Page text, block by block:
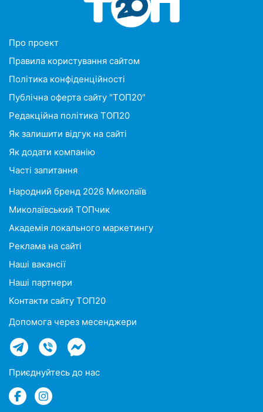
Про проект
Правила користування сайтом
Політика конфіденційності
Публічна оферта сайту "ТОП20"
Редакційна політика ТОП20
Як залишити відгук на сайті
Як додати компанію
Часті запитання
Народний бренд 2026 Миколаїв
Миколаївський ТОПчик
Академія локального маркетингу
Реклама на сайті
Наші вакансії
Наші партнери
Контакти сайту ТОП20
Допомога через месенджери
Приєднуйтесь до нас